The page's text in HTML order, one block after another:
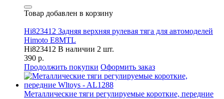
Товар добавлен в корзину
Hi823412 Задняя верхняя рулевая тяга для автомоделей
Himoto E8MTL
Hi823412 В наличии 2 шт.
390 р.
Продолжить покупки Оформить заказ
Металлические тяги регулируемые короткие, передние